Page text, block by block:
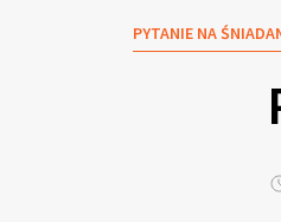
PYTANIE NA